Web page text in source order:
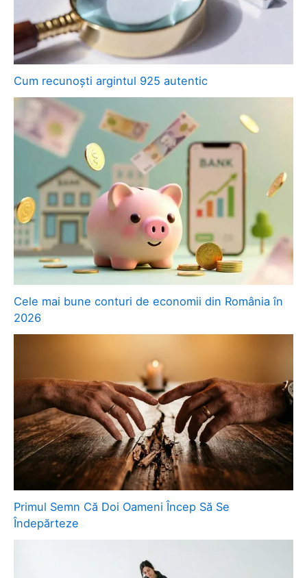
Cum recunoști argintul 925 autentic
Cele mai bune conturi de economii din România în
2026
Primul Semn Că Doi Oameni Încep Să Se
Îndepărteze